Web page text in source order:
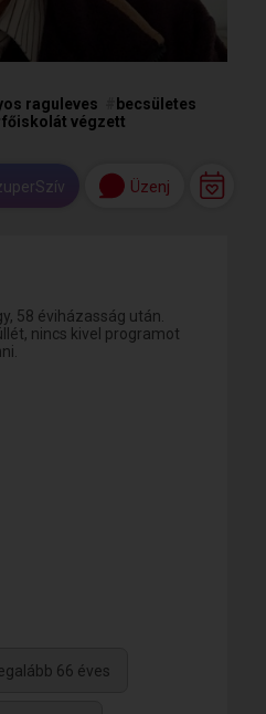
raguleves
becsületes
főiskolát végzett
Üzenj
58 éviházasság után.
nincs kivel programot
66 éves